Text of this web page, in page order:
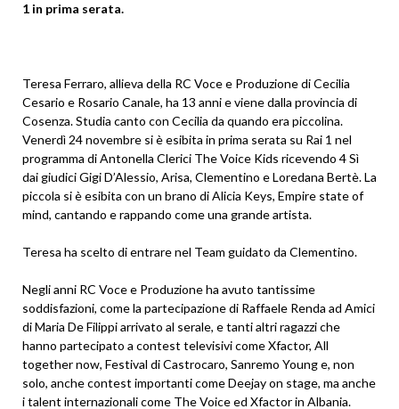
1 in prima serata.
Teresa Ferraro, allieva della RC Voce e Produzione di Cecilia
Cesario e Rosario Canale, ha 13 anni e viene dalla provincia di
Cosenza. Studia canto con Cecilia da quando era piccolina.
Venerdì 24 novembre si è esibita in prima serata su Rai 1 nel
programma di Antonella Clerici The Voice Kids ricevendo 4 Sì
dai giudici Gigi D’Alessio, Arisa, Clementino e Loredana Bertè. La
piccola si è esibita con un brano di Alicia Keys, Empire state of
mind, cantando e rappando come una grande artista.
Teresa ha scelto di entrare nel Team guidato da Clementino.
Negli anni RC Voce e Produzione ha avuto tantissime
soddisfazioni, come la partecipazione di Raffaele Renda ad Amici
di Maria De Filippi arrivato al serale, e tanti altri ragazzi che
hanno partecipato a contest televisivi come Xfactor, All
together now, Festival di Castrocaro, Sanremo Young e, non
solo, anche contest importanti come Deejay on stage, ma anche
i talent internazionali come The Voice ed Xfactor in Albania.